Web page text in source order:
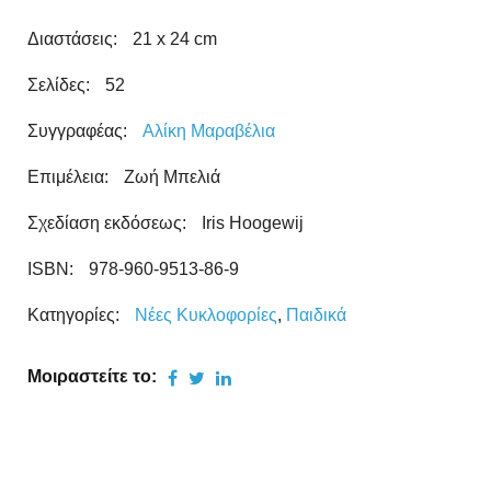
Διαστάσεις: 21 x 24 cm
Σελίδες: 52
Συγγραφέας: Αλίκη Μαραβέλια
Επιμέλεια: Ζωή Μπελιά
Σχεδίαση εκδόσεως: Iris Hoogewij
ISBN: 978-960-9513-86-9
Κατηγορίες: Νέες Kυκλοφορίες, Παιδικά
Μοιραστείτε το: